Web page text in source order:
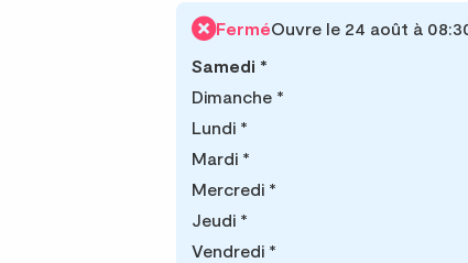
FerméOuvre le 24 août à
Samedi *
Dimanche *
Lundi *
Mardi *
Mercredi *
Jeudi *
Vendredi *